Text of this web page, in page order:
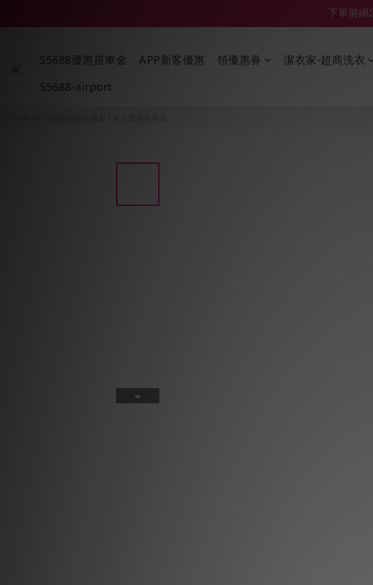
【鑽石熊/金
【55688商城】
55688優惠搭車金 APP新客優惠 領優惠券 潔衣家-超商洗衣
55688-airport